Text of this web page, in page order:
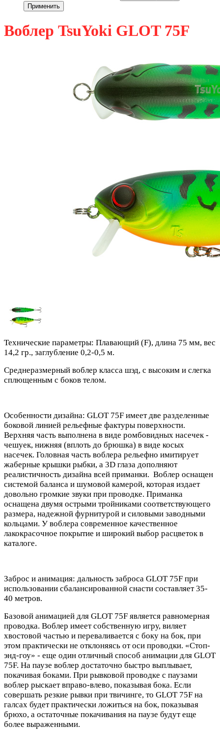
Воблер TsuYoki GLOT 75F
Технические параметры: Плавающий (F), длина 75 мм, вес
14,2 гр., заглубление 0,2-0,5 м.
Среднеразмерный воблер класса шэд, с высоким и слегка
сплющенным с боков телом.
Особенности дизайна: GLOT 75F имеет две разделенные
боковой линией рельефные фактуры поверхности.
Верхняя часть выполнена в виде ромбовидных насечек -
чешуек, нижняя (вплоть до брюшка) в виде косых
насечек. Головная часть воблера рельефно имитирует
жаберные крышки рыбки, а 3D глаза дополняют
реалистичность дизайна всей приманки. Воблер оснащен
системой баланса и шумовой камерой, которая издает
довольно громкие звуки при проводке. Приманка
оснащена двумя острыми тройниками соответствующего
размера, надежной фурнитурой и силовыми заводными
кольцами. У воблера современное качественное
лакокрасочное покрытие и широкий выбор расцветок в
каталоге.
Заброс и анимация: дальность заброса GLOT 75F при
использовании сбалансированной снасти составляет 35-
40 метров.
Базовой анимацией для GLOT 75F является равномерная
проводка. Воблер имеет собственную игру, виляет
хвостовой частью и переваливается с боку на бок, при
этом практически не отклоняясь от оси проводки. «Стоп-
энд-гоу» - еще один отличный способ анимации для GLOT
75F. На паузе воблер достаточно быстро выплывает,
покачивая боками. При рывковой проводке с паузами
воблер рыскает вправо-влево, показывая бока. Если
совершать резкие рывки при твичинге, то GLOT 75F на
галсах будет практически ложиться на бок, показывая
брюхо, а остаточные покачивания на паузе будут еще
более выраженными.